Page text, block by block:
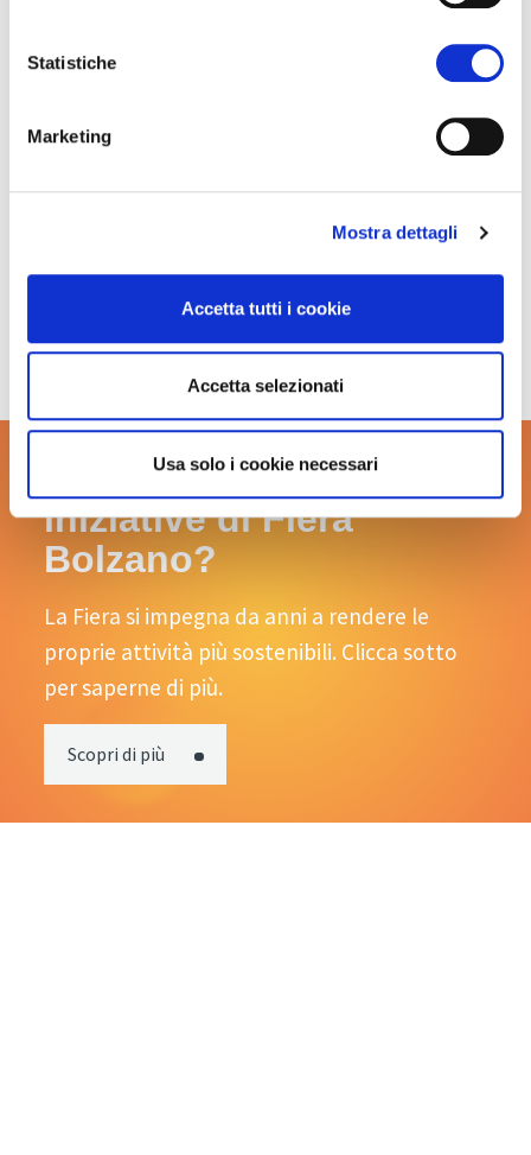
Statistiche
Marketing
Mostra dettagli
Accetta tutti i cookie
Accetta selezionati
Usa solo i cookie necessari
Vuoi sapere di più sulle
iniziative di Fiera
Bolzano?
La Fiera si impegna da anni a rendere le
proprie attività più sostenibili. Clicca sotto
per saperne di più.
Scopri di più